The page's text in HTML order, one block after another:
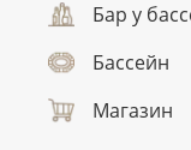
Бар у
Бассейн
Магазин